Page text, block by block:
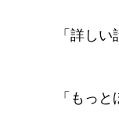
「詳し
「もっ